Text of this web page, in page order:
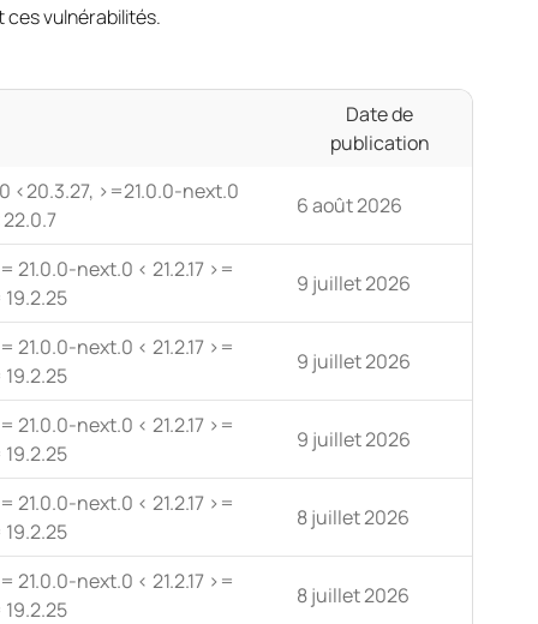
ces vulnérabilités.
Date de
publication
<20.3.27, >=21.0.0-next.0
6 août 2026
21.0.0-next.0 < 21.2.17 >=
9 juillet 2026
21.0.0-next.0 < 21.2.17 >=
9 juillet 2026
21.0.0-next.0 < 21.2.17 >=
9 juillet 2026
21.0.0-next.0 < 21.2.17 >=
8 juillet 2026
21.0.0-next.0 < 21.2.17 >=
8 juillet 2026